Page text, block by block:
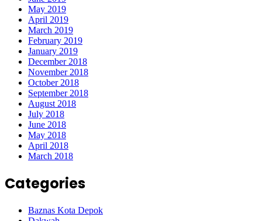
May 2019
April 2019
March 2019
February 2019
January 2019
December 2018
November 2018
October 2018
September 2018
August 2018
July 2018
June 2018
May 2018
April 2018
March 2018
Categories
Baznas Kota Depok